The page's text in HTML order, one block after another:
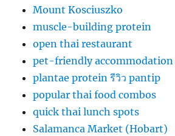
Mount Kosciuszko
muscle-building protein
open thai restaurant
pet-friendly accommodation
plantae protein รีวิว pantip
popular thai food combos
quick thai lunch spots
Salamanca Market (Hobart)